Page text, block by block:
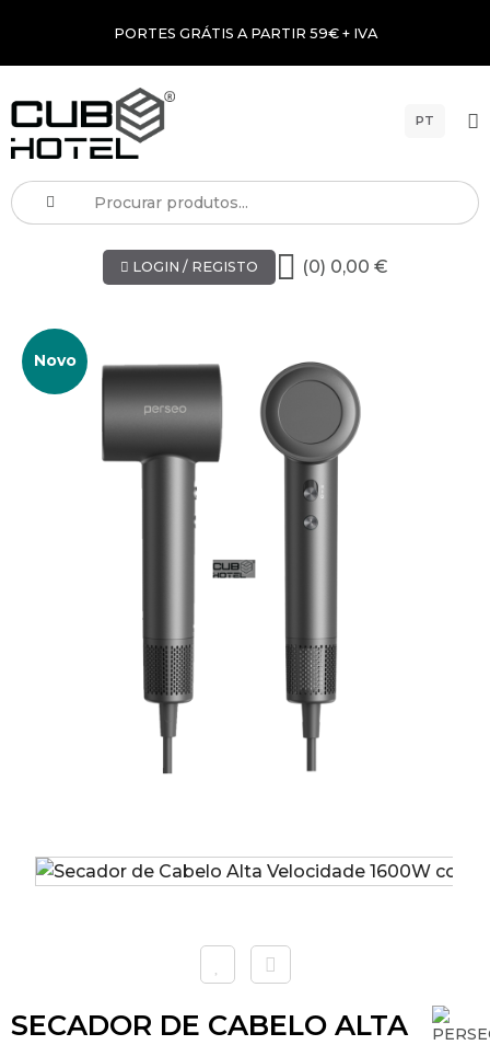
PORTES GRÁTIS A PARTIR 59€ + IVA
PT
LOGIN / REGISTO (0) 0,00 €
Novo
SECADOR DE CABELO ALTA